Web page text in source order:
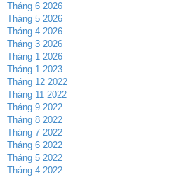
Tháng 6 2026
Tháng 5 2026
Tháng 4 2026
Tháng 3 2026
Tháng 1 2026
Tháng 1 2023
Tháng 12 2022
Tháng 11 2022
Tháng 9 2022
Tháng 8 2022
Tháng 7 2022
Tháng 6 2022
Tháng 5 2022
Tháng 4 2022